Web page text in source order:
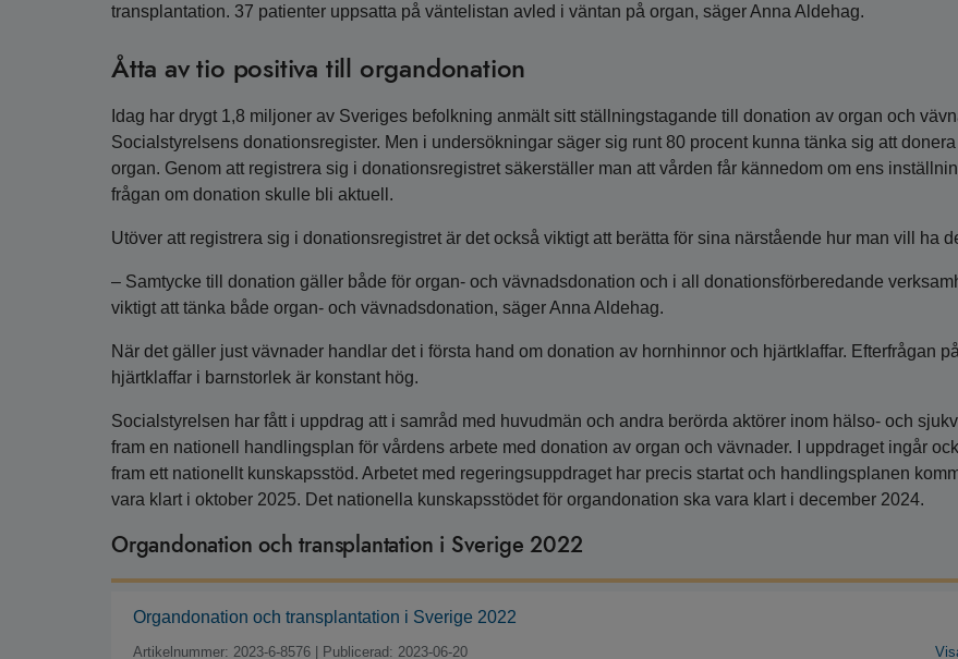
transplantation. 37 patienter uppsatta på väntelistan avled i väntan på organ, säger Anna Aldehag.
Åtta av tio positiva till organdonation
Idag har drygt 1,8 miljoner av Sveriges befolkning anmält sitt ställningstagande till donation av organ och
Socialstyrelsens donationsregister. Men i undersökningar säger sig runt 80 procent kunna tänka sig att
organ. Genom att registrera sig i donationsregistret säkerställer man att vården får kännedom om ens
frågan om donation skulle bli aktuell.
Utöver att registrera sig i donationsregistret är det också viktigt att berätta för sina närstående hur man vill ha
– Samtycke till donation gäller både för organ- och vävnadsdonation och i all donationsförberedande
viktigt att tänka både organ- och vävnadsdonation, säger Anna Aldehag.
När det gäller just vävnader handlar det i första hand om donation av hornhinnor och hjärtklaffar. Efterfrågan på
hjärtklaffar i barnstorlek är konstant hög.
Socialstyrelsen har fått i uppdrag att i samråd med huvudmän och andra berörda aktörer inom hälso- och
fram en nationell handlingsplan för vårdens arbete med donation av organ och vävnader. I uppdraget ingår
fram ett nationellt kunskapsstöd. Arbetet med regeringsuppdraget har precis startat och handlingsplanen
vara klart i oktober 2025. Det nationella kunskapsstödet för organdonation ska vara klart i december 2024.
Organdonation och transplantation i Sverige 2022
Organdonation och transplantation i Sverige 2022
Artikelnummer: 2023-6-8576 Publicerad: 2023-06-20